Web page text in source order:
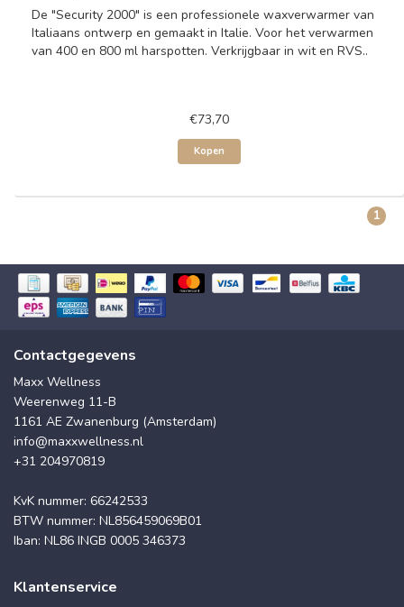
De "Security 2000" is een professionele waxverwarmer van
Italiaans ontwerp en gemaakt in Italie. Voor het verwarmen
van 400 en 800 ml harspotten. Verkrijgbaar in wit en RVS..
€73,70
Kopen
1
Contactgegevens
Maxx Wellness
Weerenweg 11-B
1161 AE Zwanenburg (Amsterdam)
info@maxxwellness.nl
+31 204970819
KvK nummer: 66242533
BTW nummer: NL856459069B01
Iban: NL86 INGB 0005 346373
Klantenservice